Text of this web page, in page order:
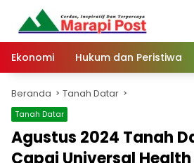
Langsung
konten
Ekonomi
Hukum dan Peristiwa
Beranda Tanah Datar
Tanah Datar
Agustus 2024 Tanah
Capai Universal